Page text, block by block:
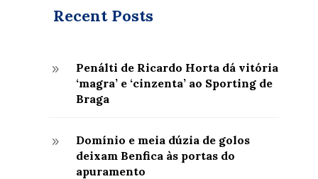
Recent Posts
9
Penálti de Ricardo Horta dá vitória
‘magra’ e ‘cinzenta’ ao Sporting de
Braga
9
Domínio e meia dúzia de golos
deixam Benfica às portas do
apuramento